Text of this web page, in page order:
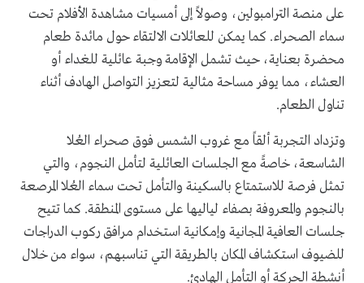
على منصة الترامبولين، وصولاً إلى أمسيات مشاهدة الأفلام تحت
سماء الصحراء. كما يمكن للعائلات الالتقاء حول مائدة طعام
محضرة بعناية، حيث تشمل الإقامة وجبة عائلية للغداء أو
العشاء، مما يوفر مساحة مثالية لتعزيز التواصل الهادف أثناء
تناول الطعام.
وتزداد التجربة ألقاً مع غروب الشمس فوق صحراء العُلا
الشاسعة، خاصةً مع الجلسات العائلية لتأمل النجوم، والتي
تمثل فرصة للاستمتاع بالسكينة والتأمل تحت سماء العُلا المرصعة
بالنجوم والمعروفة بصفاء لياليها على مستوى المنطقة. كما تتيح
جلسات العافية المجانية وإمكانية استخدام مرافق ركوب الدراجات
للضيوف استكشاف المكان بالطريقة التي تناسبهم، سواء من خلال
أنشطة الحركة أو التأمل الهادئ.